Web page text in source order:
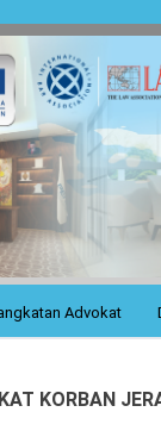
Advokat
KORBAN